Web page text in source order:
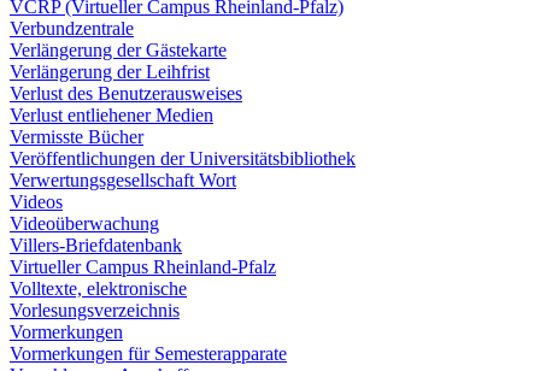
VCRP (Virtueller Campus Rheinland-Pfalz)
Verbundzentrale
Verlängerung der Gästekarte
Verlängerung der Leihfrist
Verlust des Benutzerausweises
Verlust entliehener Medien
Vermisste Bücher
Veröffentlichungen der Universitätsbibliothek
Verwertungsgesellschaft Wort
Videos
Videoüberwachung
Villers-Briefdatenbank
Virtueller Campus Rheinland-Pfalz
Volltexte, elektronische
Vorlesungsverzeichnis
Vormerkungen
Vormerkungen für Semesterapparate